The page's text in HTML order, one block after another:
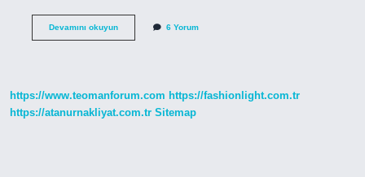
Devamını okuyun24
6 Yorum
https://www.teomanforum.com https://fashionlight.com.tr
https://atanurnakliyat.com.tr Sitemap